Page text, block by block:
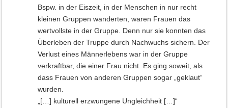
Bspw. in der Eiszeit, in der Menschen in nur recht
kleinen Gruppen wanderten, waren Frauen das
wertvollste in der Gruppe. Denn nur sie konnten das
Überleben der Truppe durch Nachwuchs sichern. Der
Verlust eines Männerlebens war in der Gruppe
verkraftbar, die einer Frau nicht. Es ging soweit, als
dass Frauen von anderen Gruppen sogar „geklaut“
wurden.
„[…] kulturell erzwungene Ungleichheit […]“